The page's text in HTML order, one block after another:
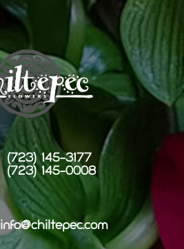
(723) 145-3177
(723) 145-0008
info@chiltepec.com